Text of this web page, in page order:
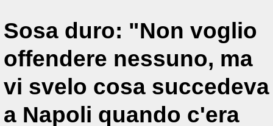
Sosa duro: "Non voglio
offendere nessuno, ma
vi svelo cosa succedeva
a Napoli quando c'era